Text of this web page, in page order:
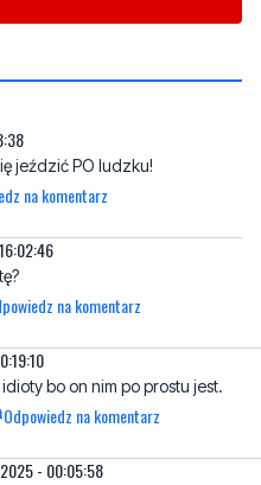
jeździć PO ludzku!
na komentarz
na komentarz
bo on nim po prostu jest.
Odpowiedz na komentarz
- 00:05:58